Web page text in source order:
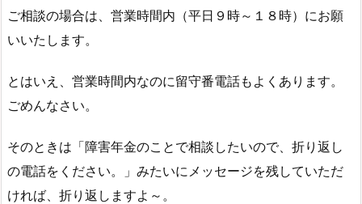
ご相談の場合は、営業時間内（平日９時～１８時）にお願
いいたします。
とはいえ、営業時間内なのに留守番電話もよくあります。
ごめんなさい。
そのときは「障害年金のことで相談したいので、折り返し
の電話をください。」みたいにメッセージを残していただ
ければ、折り返しますよ～。